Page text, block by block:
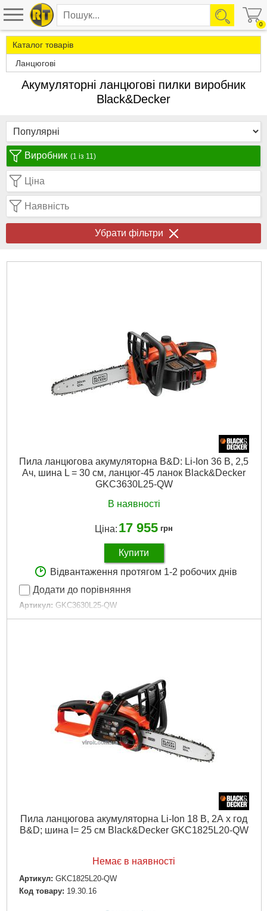
0
Каталог товарів
Ланцюгові
Акумуляторні ланцюгові пилки виробник
Black&Decker
Виробник (1 із 11)
Ціна
Наявність
Убрати фільтри
Пила ланцюгова акумуляторна B&D: Li-Ion 36 В, 2,5
Ач, шина L = 30 см, ланцюг-45 ланок Black&Decker
GKC3630L25-QW
В наявності
Ціна: 17 955 грн
Купити
Відвантаження протягом 1-2 робочих днів
Додати до порівняння
Артикул: GKC3630L25-QW
Код товару: 24.36.21
Пила ланцюгова акумуляторна Li-Ion 18 В, 2А х год
B&D; шина l= 25 см Black&Decker GKC1825L20-QW
Немає в наявності
Артикул: GKC1825L20-QW
Код товару: 19.30.16